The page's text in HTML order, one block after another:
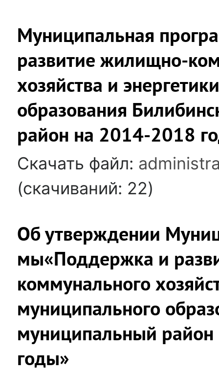
Муниципальная
развитие жилищно-
хозяйства и
образования
район на 2014-2018
Скачать файл:
(cкачиваний: 22)
Об утверждении
мы«Поддержка и
коммунального
муниципального
муниципальный
годы»